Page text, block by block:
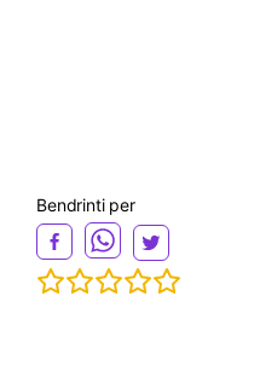
Bendrinti per